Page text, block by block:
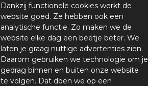
Dankzij functionele cookies werkt de
website goed. Ze hebben ook een
analytische functie. Zo maken we de
website elke dag een beetje beter. We
laten je graag nuttige advertenties zien.
Daarom gebruiken we technologie om je
gedrag binnen en buiten onze website
te volgen. Dat doen we op een